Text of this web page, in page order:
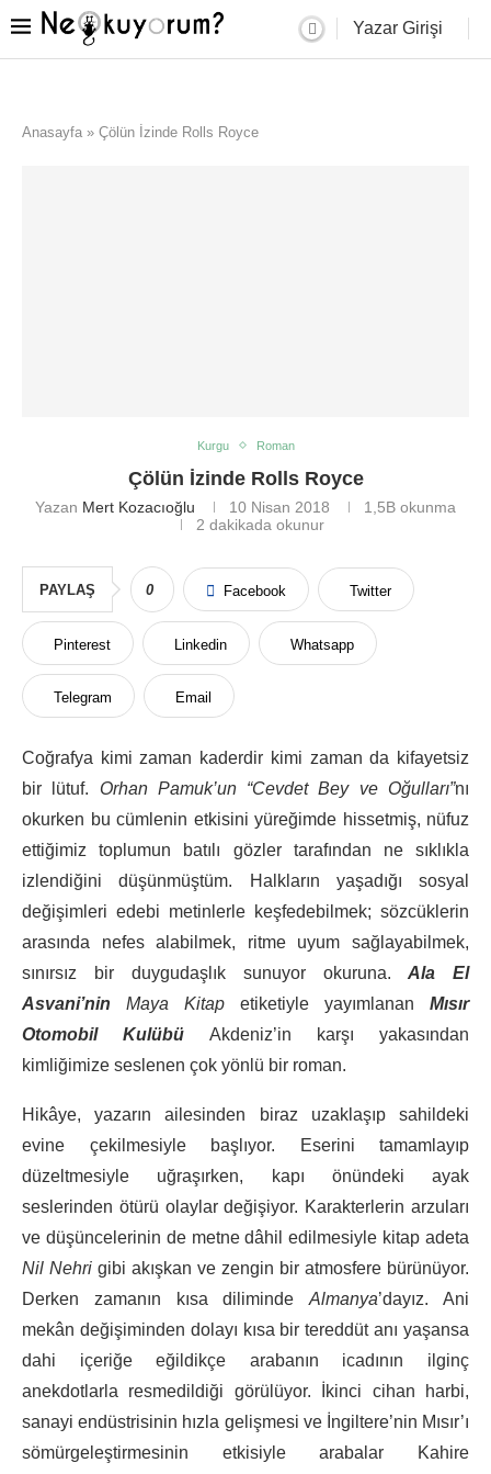
Yazar Girişi
Anasayfa » Çölün İzinde Rolls Royce
Kurgu Roman
Çölün İzinde Rolls Royce
Yazan Mert Kozacıoğlu 10 Nisan 2018 1,5B okunma
2 dakikada okunur
PAYLAŞ 0 Facebook Twitter
Pinterest Linkedin Whatsapp
Telegram Email
Coğrafya kimi zaman kaderdir kimi zaman da kifayetsiz
bir lütuf. Orhan Pamuk’un “Cevdet Bey ve Oğulları”nı
okurken bu cümlenin etkisini yüreğimde hissetmiş, nüfuz
ettiğimiz toplumun batılı gözler tarafından ne sıklıkla
izlendiğini düşünmüştüm. Halkların yaşadığı sosyal
değişimleri edebi metinlerle keşfedebilmek; sözcüklerin
arasında nefes alabilmek, ritme uyum sağlayabilmek,
sınırsız bir duygudaşlık sunuyor okuruna. Ala El
Asvani’nin Maya Kitap etiketiyle yayımlanan Mısır
Otomobil Kulübü Akdeniz’in karşı yakasından
kimliğimize seslenen çok yönlü bir roman.
Hikâye, yazarın ailesinden biraz uzaklaşıp sahildeki
evine çekilmesiyle başlıyor. Eserini tamamlayıp
düzeltmesiyle uğraşırken, kapı önündeki ayak
seslerinden ötürü olaylar değişiyor. Karakterlerin arzuları
ve düşüncelerinin de metne dâhil edilmesiyle kitap adeta
Nil Nehri gibi akışkan ve zengin bir atmosfere bürünüyor.
Derken zamanın kısa dilimindeAlmanya’dayız. Ani
mekân değişiminden dolayı kısa bir tereddüt anı yaşansa
dahi içeriğe eğildikçe arabanın icadının ilginç
anekdotlarla resmedildiği görülüyor. İkinci cihan harbi,
sanayi endüstrisinin hızla gelişmesi ve İngiltere’nin Mısır’ı
sömürgeleştirmesinin etkisiyle arabalar Kahire